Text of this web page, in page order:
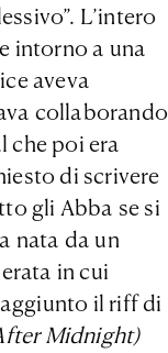
L’intero
intorno a una
aveva
collaborando
che poi era
di scrivere
gli Abba se si
nata da un
in cui
il riff di
Midnight)